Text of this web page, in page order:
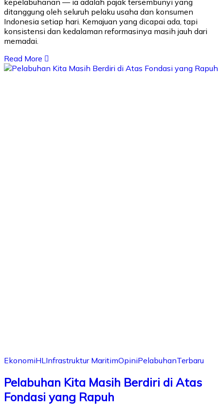
kepelabuhanan — ia adalah pajak tersembunyi yang
ditanggung oleh seluruh pelaku usaha dan konsumen
Indonesia setiap hari. Kemajuan yang dicapai ada, tapi
konsistensi dan kedalaman reformasinya masih jauh dari
memadai.
Read More
EkonomiHLInfrastruktur MaritimOpiniPelabuhanTerbaru
Pelabuhan Kita Masih Berdiri di Atas
Fondasi yang Rapuh